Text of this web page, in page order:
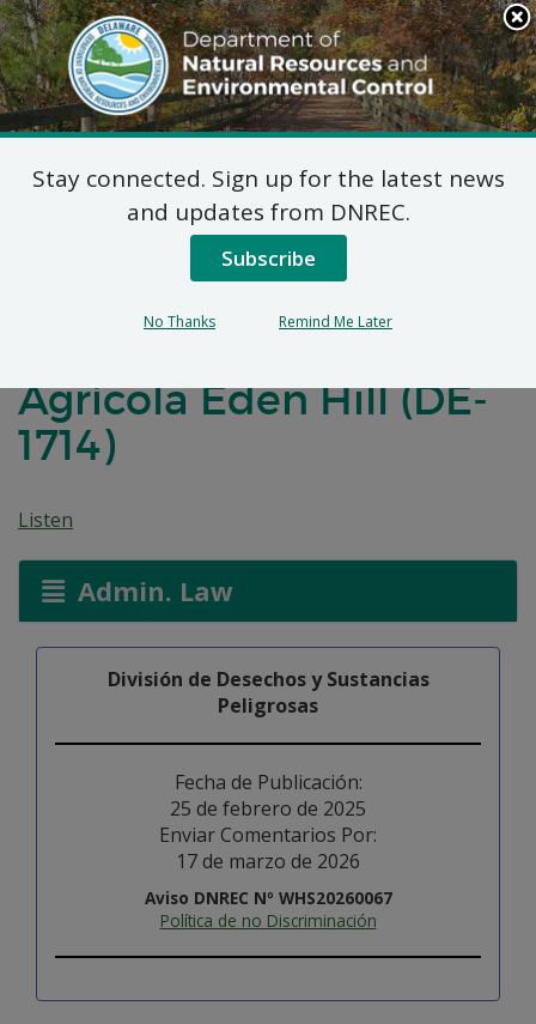
Search
This
Site
DNREC Menu
Plan Propuesto de
Acción Correctiva para
la Unidad Operativa 6
Agrícola Eden Hill (DE-
1714)
Listen
Admin. Law
División de Desechos y Sustancias
Peligrosas
Fecha de Publicación:
25 de febrero de 2025
Enviar Comentarios Por:
17 de marzo de 2026
Aviso DNREC Nº WHS20260067
Política de no Discriminación
Stay connected. Sign up for the latest news
and updates from DNREC.
Subscribe
No Thanks Remind Me Later